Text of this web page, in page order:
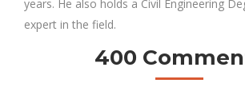
years. He also holds a Civil Engineering
expert in the field.
400